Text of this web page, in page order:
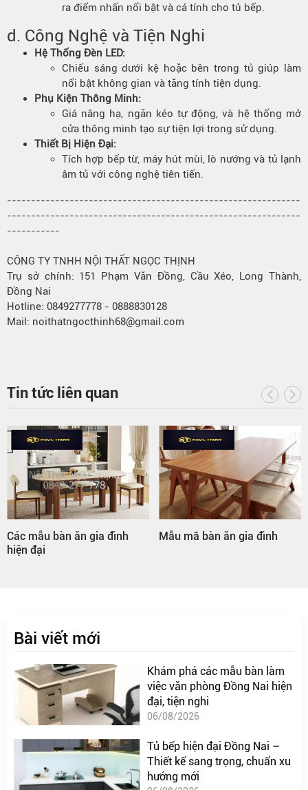
ra điểm nhấn nổi bật và cá tính cho tủ bếp.
d. Công Nghệ và Tiện Nghi
Hệ Thống Đèn LED:
Chiếu sáng dưới kệ hoặc bên trong tủ giúp làm
nổi bật không gian và tăng tính tiện dụng.
Phụ Kiện Thông Minh:
Giá nâng hạ, ngăn kéo tự động, và hệ thống mở
cửa thông minh tạo sự tiện lợi trong sử dụng.
Thiết Bị Hiện Đại:
Tích hợp bếp từ, máy hút mùi, lò nướng và tủ lạnh
âm tủ với công nghệ tiên tiến.
-------------------------------------------------------------
-------------------------------------------------------------
-----------
CÔNG TY TNHH NỘI THẤT NGỌC THỊNH
Trụ sở chính: 151 Phạm Văn Đồng, Cầu Xéo, Long Thành,
Đồng Nai
Hotline: 0849277778 - 0888830128
Mail: noithatngocthinh68@gmail.com
Tin tức liên quan
Các mẫu bàn ăn gia đình
hiện đại
Mẫu mã bàn ăn gia đình
Bài viết mới
Khám phá các mẫu bàn làm
việc văn phòng Đồng Nai hiện
đại, tiện nghi
06/08/2026
Tủ bếp hiện đại Đồng Nai –
Thiết kế sang trọng, chuẩn xu
hướng mới